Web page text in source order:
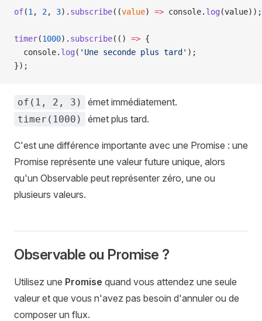
of(1 , 2, 3). subscribe((value) => console. log (value));
timer(1000). subscribe(() => {
  console.
log ( 'Une seconde plus tard' );
});
of(1, 2, 3) émet immédiatement.
timer(1000) émet plus tard.
C'est une différence importante avec une Promise : une
Promise représente une valeur future unique, alors
qu'un Observable peut représenter zéro, une ou
plusieurs valeurs.
Observable ou Promise ?
Utilisez une Promise quand vous attendez une seule
valeur et que vous n'avez pas besoin d'annuler ou de
composer un flux.